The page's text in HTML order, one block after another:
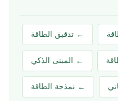
← تدقيق الطاقة
← المبنى الذكي
← نمذجة الطاقة